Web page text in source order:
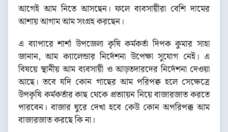
আগেই আম নিতে আসছেন। ফলে ব্যবসায়ীরা বেশি দামের
আশায় আগাম আম সংগ্রহ করছেন।
এ ব্যাপারে শার্শা উপজেলা কৃষি কর্মকর্তা দিপক কুমার সাহা
জানান, আম ক্যালেন্ডার নির্দেশনা উপেক্ষা সুযোগ নেই। এ
বিষয়ে স্থানীয় আম ব্যবসায়ী ও আড়তদারদের নির্দেশনা দেওয়া
আছে। তবে যদি কোন গাছের আম পরিপক্ব হলে সেক্ষেত্রে
উপকৃষি কর্মকর্তার কাছ থেকে প্রত্যায়ন নিয়ে বাজারজাত করতে
পারবেন। বাজার ঘুরে দেখা হবে কেউ কোন অপরিপক্ক আম
বাজারজাত করছে কি না।